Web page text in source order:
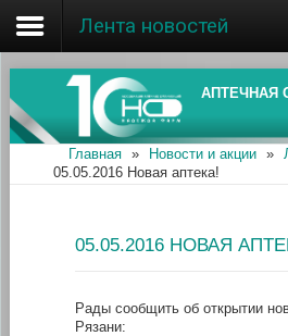
Главная
Об ассоциации
Наши аптеки
Информация
Лента новостей
АПТЕЧНАЯ
Главная » Новости и акции »
05.05.2016 Новая аптека!
05.05.2016 НОВАЯ
Рады сообщить об открытии
Рязани: